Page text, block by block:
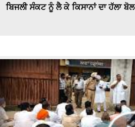
ਬਿਜਲੀ ਸੰਕਟ ਨੂੰ ਲੈ ਕੇ ਕਿਸਾਨਾਂ ਦਾ ਹੱਲਾ ਬੋਲ